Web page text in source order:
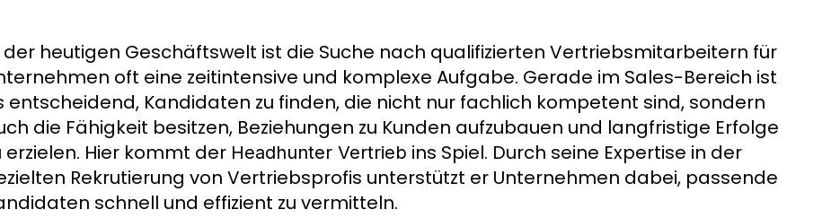
der heutigen Geschäftswelt ist die Suche nach qualifizierten Vertriebsmitarbeitern für
oft eine zeitintensive und komplexe Aufgabe. Gerade im Sales-Bereich ist
entscheidend, Kandidaten zu finden, die nicht nur fachlich kompetent sind, sondern
die Fähigkeit besitzen, Beziehungen zu Kunden aufzubauen und langfristige Erfolge
erzielen. Hier kommt der Headhunter Vertrieb ins Spiel. Durch seine Expertise in der
Rekrutierung von Vertriebsprofis unterstützt er Unternehmen dabei, passende
schnell und effizient zu vermitteln.